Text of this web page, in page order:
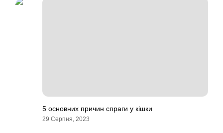
5 основних причин спраги у кішки
29 Серпня, 2023